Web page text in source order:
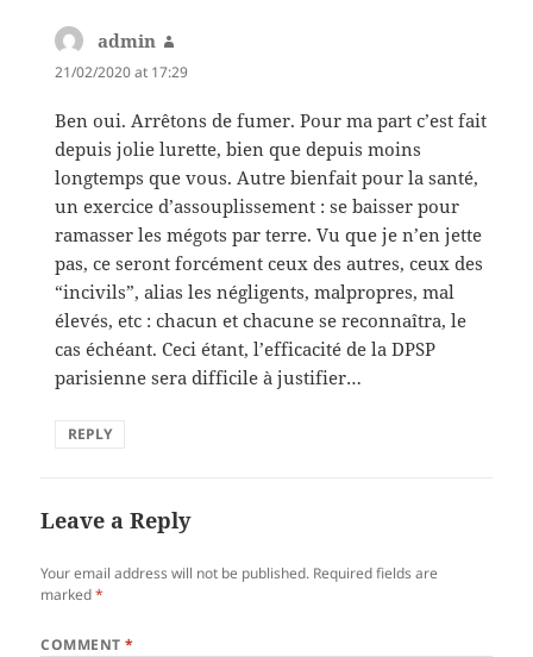
admin
21/02/2020 at 17:29
Ben oui. Arrêtons de fumer. Pour ma part c’est fait
depuis jolie lurette, bien que depuis moins
longtemps que vous. Autre bienfait pour la santé,
un exercice d’assouplissement : se baisser pour
ramasser les mégots par terre. Vu que je n’en jette
pas, ce seront forcément ceux des autres, ceux des
“incivils”, alias les négligents, malpropres, mal
élevés, etc : chacun et chacune se reconnaîtra, le
cas échéant. Ceci étant, l’efficacité de la DPSP
parisienne sera difficile à justifier…
REPLY
Leave a Reply
Your email address will not be published. Required fields are
marked*
COMMENT*